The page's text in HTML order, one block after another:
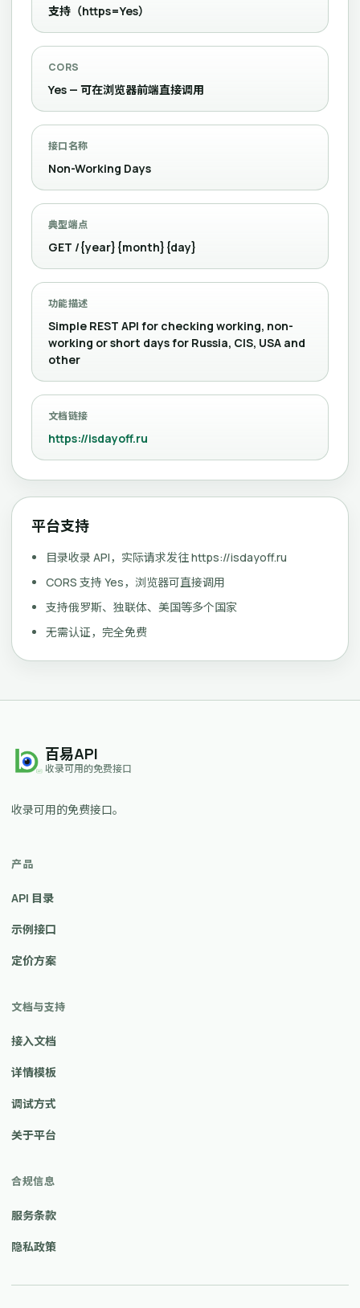
支持（https=Yes）
CORS
Yes — 可在浏览器前端直接调用
接口名称
Non-Working Days
典型端点
GET /{year}{month}{day}
功能描述
Simple REST API for checking working, non-
working or short days for Russia, CIS, USA and
other
文档链接
https://isdayoff.ru
平台支持
目录收录 API，实际请求发往 https://isdayoff.ru
CORS 支持 Yes，浏览器可直接调用
支持俄罗斯、独联体、美国等多个国家
无需认证，完全免费
百易API
收录可用的免费接口
收录可用的免费接口。
产品
API 目录
示例接口
定价方案
文档与支持
接入文档
详情模板
调试方式
关于平台
合规信息
服务条款
隐私政策